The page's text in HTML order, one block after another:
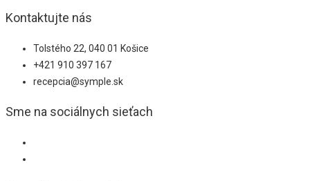
Kontaktujte nás
Tolstého 22, 040 01 Košice
+421 910 397 167
recepcia@symple.sk
Sme na sociálnych sieťach